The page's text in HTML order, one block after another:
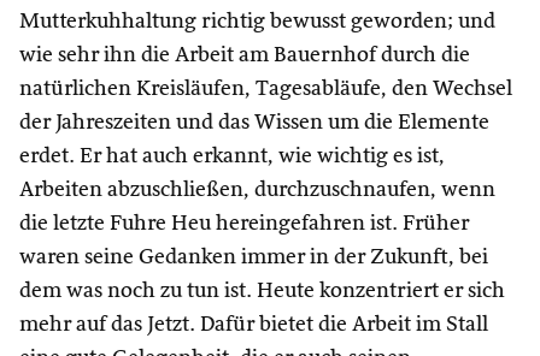
Mutterkuhhaltung richtig bewusst geworden; und
wie sehr ihn die Arbeit am Bauernhof durch die
natürlichen Kreisläufen, Tagesabläufe, den Wechsel
der Jahreszeiten und das Wissen um die Elemente
erdet. Er hat auch erkannt, wie wichtig es ist,
Arbeiten abzuschließen, durchzuschnaufen, wenn
die letzte Fuhre Heu hereingefahren ist. Früher
waren seine Gedanken immer in der Zukunft, bei
dem was noch zu tun ist. Heute konzentriert er sich
mehr auf das Jetzt. Dafür bietet die Arbeit im Stall